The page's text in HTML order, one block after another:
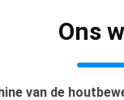
Ons
van de